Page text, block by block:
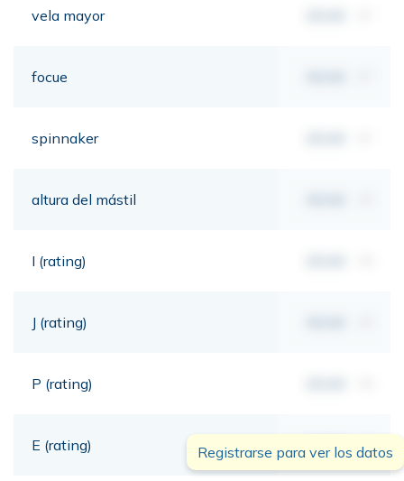
vela mayor
focue
spinnaker
altura del mástil
I (rating)
J (rating)
P (rating)
E (rating) 00,00 mt
Registrarse para ver los datos